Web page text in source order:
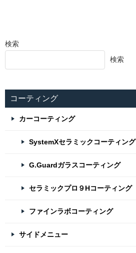
検索
検索
コーティング
カーコーティング
SystemXセラミックコーティング
G.Guardガラスコーティング
セラミックプロ９Hコーティング
ファインラボコーティング
サイドメニュー